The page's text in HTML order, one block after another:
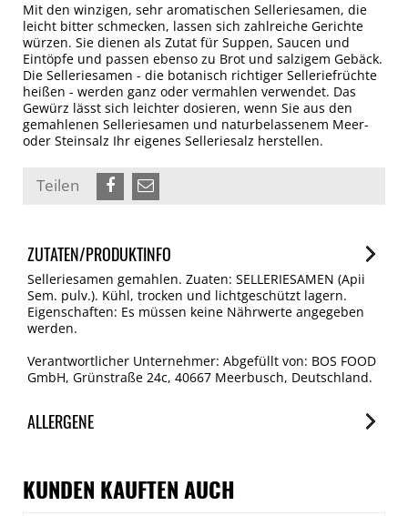
Mit den winzigen, sehr aromatischen Selleriesamen, die
leicht bitter schmecken, lassen sich zahlreiche Gerichte
würzen. Sie dienen als Zutat für Suppen, Saucen und
Eintöpfe und passen ebenso zu Brot und salzigem Gebäck.
Die Selleriesamen - die botanisch richtiger Selleriefrüchte
heißen - werden ganz oder vermahlen verwendet. Das
Gewürz lässt sich leichter dosieren, wenn Sie aus den
gemahlenen Selleriesamen und naturbelassenem Meer-
oder Steinsalz Ihr eigenes Selleriesalz herstellen.
Teilen
ZUTATEN/PRODUKTINFO
Selleriesamen gemahlen. Zuaten: SELLERIESAMEN (Apii
Sem. pulv.). Kühl, trocken und lichtgeschützt lagern.
Eigenschaften: Es müssen keine Nährwerte angegeben
werden.
Verantwortlicher Unternehmer: Abgefüllt von: BOS FOOD
GmbH, Grünstraße 24c, 40667 Meerbusch, Deutschland.
ALLERGENE
Spuren / Enthalten
Glutenhaltige Getreide
KUNDEN KAUFTEN AUCH